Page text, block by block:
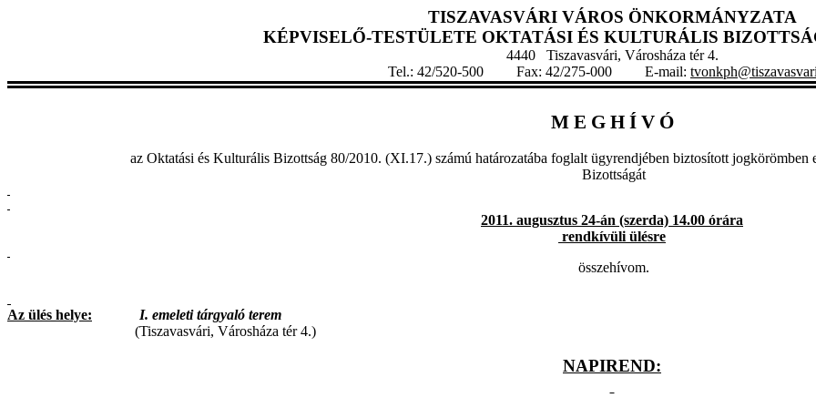
TISZAVASVÁRI VÁROS ÖNKORMÁNYZATA
KÉPVISELŐ-TESTÜLETE OKTATÁSI ÉS KULTURÁLIS
4440 Tiszavasvári, Városháza tér 4.
Tel.: 42/520-500 Fax: 42/275-000 E-mail:
M E G H Í V Ó
az Oktatási és Kulturális Bizottság 80/2010. (XI.17.) számú határozatába foglalt ügyrendjében biztosított
Bizottságát
2011. augusztus 24-án (szerda) 14.00 órára
rendkívüli ülésre
összehívom.
Az ülés helye:
I. emeleti tárgyaló terem
(Tiszavasvári, Városháza tér 4.)
NAPIREND: